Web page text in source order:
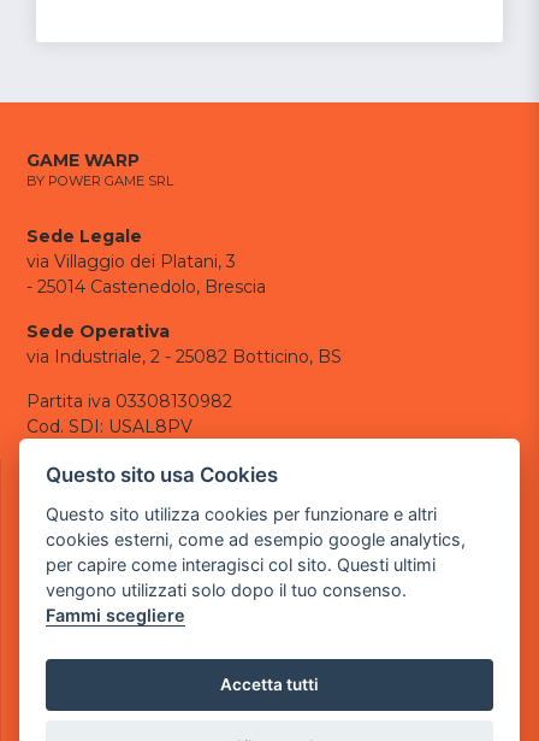
GAME WARP
BY POWER GAME SRL
Sede Legale
via Villaggio dei Platani, 3
- 25014 Castenedolo, Brescia
Sede Operativa
via Industriale, 2 - 25082 Botticino, BS
Partita iva 03308130982
Cod. SDI: USAL8PV
CONTATTI
tel.: +39 030 376 2377
tel.: +39 030 336 6259
pec:powergamesrl@legalmail.it
LINK UTILI
Informazioni generali
Questo sito usa Cookies
Questo sito utilizza cookies per funzionare e altri
cookies esterni, come ad esempio google analytics,
per capire come interagisci col sito. Questi ultimi
vengono utilizzati solo dopo il tuo consenso.
Fammi scegliere
Accetta tutti